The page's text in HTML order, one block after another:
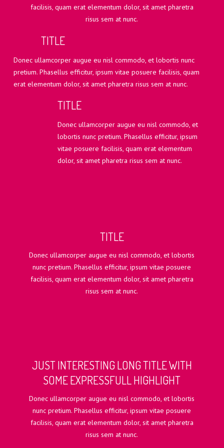
facilisis, quam erat elementum dolor, sit amet pharetra
risus sem at nunc.
TITLE
Donec ullamcorper augue eu nisl commodo, et lobortis nunc
pretium. Phasellus efficitur, ipsum vitae posuere facilisis, quam
erat elementum dolor, sit amet pharetra risus sem at nunc.
TITLE
Donec ullamcorper augue eu nisl commodo, et
lobortis nunc pretium. Phasellus efficitur, ipsum
vitae posuere facilisis, quam erat elementum
dolor, sit amet pharetra risus sem at nunc.
TITLE
Donec ullamcorper augue eu nisl commodo, et lobortis
nunc pretium. Phasellus efficitur, ipsum vitae posuere
facilisis, quam erat elementum dolor, sit amet pharetra
risus sem at nunc.
JUST INTERESTING LONG TITLE WITH
SOME EXPRESSFULL HIGHLIGHT
Donec ullamcorper augue eu nisl commodo, et lobortis
nunc pretium. Phasellus efficitur, ipsum vitae posuere
facilisis, quam erat elementum dolor, sit amet pharetra
risus sem at nunc.